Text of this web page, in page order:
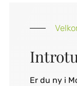
Er du ny i